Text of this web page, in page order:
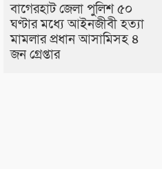
বাগেরহাট জেলা পুলিশ ৫০
ঘণ্টার মধ্যে আইনজীবী হত্যা
মামলার প্রধান আসামিসহ ৪
জন গ্রেপ্তার